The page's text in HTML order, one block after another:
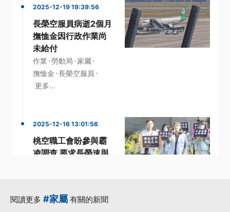
2025-12-19 19:39:56
長榮空服員病逝2個月
撫恤金因行政作業尚
未給付
作業 ·勞動局 ·家屬·
撫恤金 ·長榮空服員 ·
更多...
2025-12-16 13:01:56
桃空職工會盼參與霸
凌調查 要求長榮速與
空服員職業工會·調查·
閱讀更多 #家屬 有關的新聞